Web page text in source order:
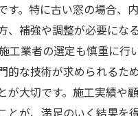
す。特に古い窓の場合、
、補強や調整が必要にな
工業者の選定も慎重に行
的な技術が求められるた
が大切です。施工実績や
とが、満足のいく結果を